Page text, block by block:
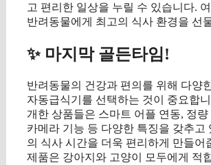
고 편리한 일상을 누릴 수 있습니다.
반려동물에게 최고의 식사 환경을 선
✨ 마지막 골든타임!
반려동물의 건강과 편의를 위해 다양
자동급식기를 선택하는 것이 중요합
개한 상품들은 스마트 어플 연동, 정량
카메라 기능 등 다양한 특징을 갖추고
의 식사 시간을 더욱 편리하게 만들어
제품은 강아지와 고양이 모두에게 적